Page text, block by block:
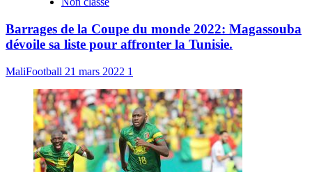
Barrages de la Coupe du monde 2022: Magassouba
dévoile sa liste pour affronter la Tunisie.
MaliFootball 21 mars 2022 1